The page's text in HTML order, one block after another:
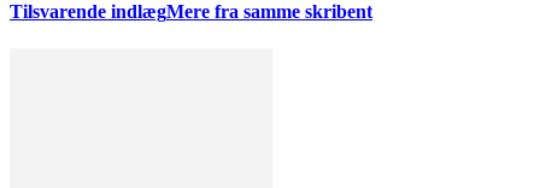
Tilsvarende indlægMere fra samme skribent